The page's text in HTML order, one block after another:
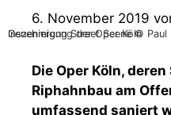
6. November 2019
Inszenierung Street Scene © Paul Leclaire, mit freundlicher Genehmigung der Oper Köln
Die Oper Köln,
Riphahnbau am
umfassend saniert